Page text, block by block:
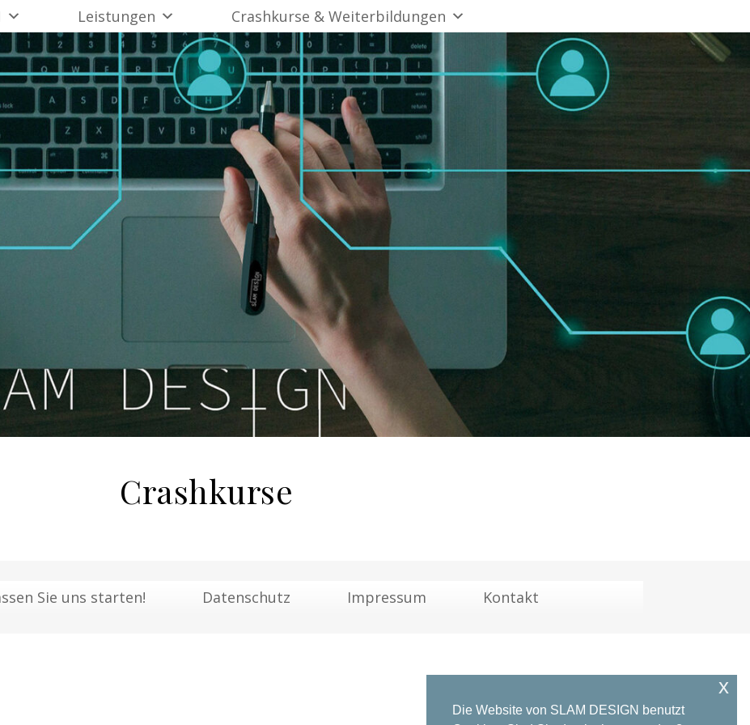
Leistungen Crashkurse & Weiterbildungen
Crashkurse
Sie uns starten! Datenschutz Impressum Kontakt
Die Website von SLAM DESIGN benutzt
x